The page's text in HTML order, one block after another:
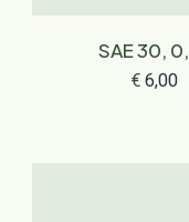
SAE 30,
€6,00